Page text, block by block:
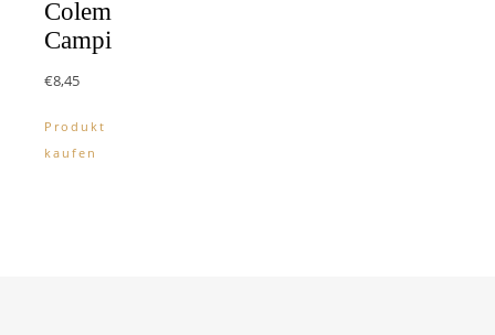
Coleman
Campingbedarf
€8,45
Produkt
kaufen